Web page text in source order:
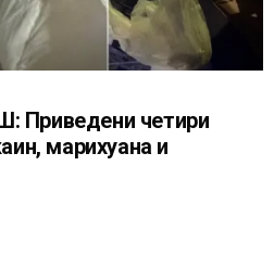
четири
марихуана и